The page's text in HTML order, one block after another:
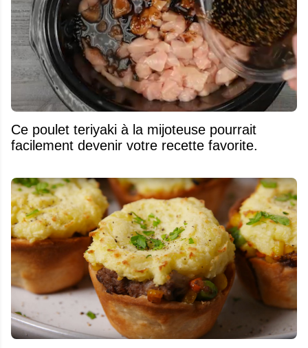
Ce poulet teriyaki à la mijoteuse pourrait
facilement devenir votre recette favorite.